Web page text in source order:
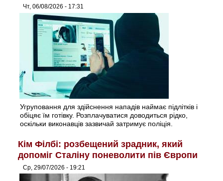
Чт, 06/08/2026 - 17:31
Угруповання для здійснення нападів наймає підлітків і
обіцяє їм готівку. Розплачуватися доводиться рідко,
оскільки виконавців зазвичай затримує поліція.
Кім Філбі: розбещений зрадник, який
допоміг Сталіну поневолити пів Європи
Ср, 29/07/2026 - 19:21